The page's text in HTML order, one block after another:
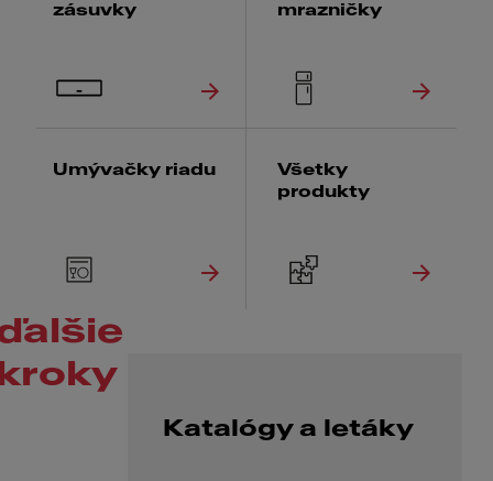
zásuvky
mrazničky
Umývačky riadu
Všetky
produkty
Katalógy a letáky